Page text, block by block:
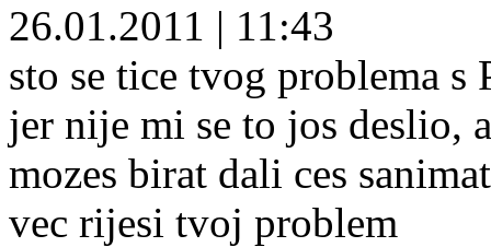
26.01.2011 | 11:43
sto se tice tvog problema
jer nije mi se to jos deslio,
mozes birat dali ces
vec rijesi tvoj problem